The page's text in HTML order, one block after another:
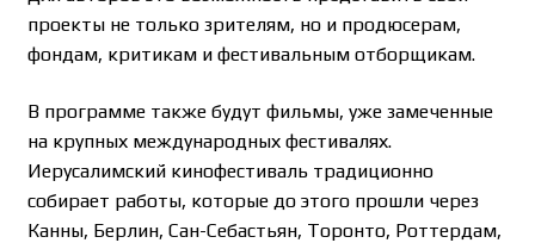
проекты не только зрителям, но и продюсерам,
фондам, критикам и фестивальным отборщикам.
В программе также будут фильмы, уже замеченные
на крупных международных фестивалях.
Иерусалимский кинофестиваль традиционно
собирает работы, которые до этого прошли через
Канны, Берлин, Сан-Себастьян, Торонто, Роттердам,